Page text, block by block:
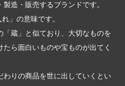
造・販売するブランドです。
」の意味です。
蔵」と似ており、大切なものを
ら面白いものや宝ものが出てく
わりの商品を世に出していくとい